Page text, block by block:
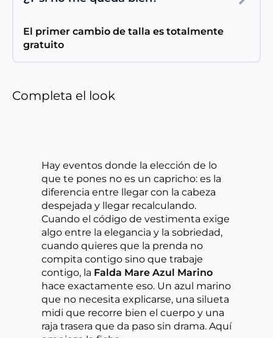
El primer cambio de talla es totalmente
gratuito
Completa el look
Hay eventos donde la elección de lo
que te pones no es un capricho: es la
diferencia entre llegar con la cabeza
despejada y llegar recalculando.
Cuando el código de vestimenta exige
algo entre la elegancia y la sobriedad,
cuando quieres que la prenda no
compita contigo sino que trabaje
contigo, la Falda Mare Azul Marino
hace exactamente eso. Un azul marino
que no necesita explicarse, una silueta
midi que recorre bien el cuerpo y una
raja trasera que da paso sin drama. Aquí